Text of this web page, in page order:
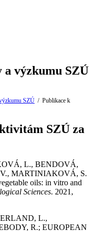
a výzkumu SZÚ
SZÚ / Publikace k
SZÚ za
L., BENDOVÁ,
MARTINIAKOVÁ, S.
oils: in vitro and
Sciences. 2021,
L.,
R.; EUROPEAN